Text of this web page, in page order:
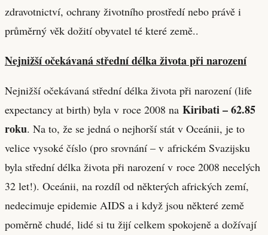
zdravotnictví, ochrany životního prostředí nebo právě i
průměrný věk dožití obyvatel té které země..
Nejnižší očekávaná střední délka života při narození
Nejnižší očekávaná střední délka života při narození (life
expectancy at birth) byla v roce 2008 na Kiribati – 62.85
roku. Na to, že se jedná o nejhorší stát v Oceánii, je to
velice vysoké číslo (pro srovnání – v africkém Svazijsku
byla střední délka života při narození v roce 2008 necelých
32 let!). Oceánii, na rozdíl od některých afrických zemí,
nedecimuje epidemie AIDS a i když jsou některé země
poměrně chudé, lidé si tu žijí celkem spokojeně a dožívají